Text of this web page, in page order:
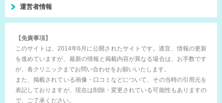
運営者情報
【免責事項】
このサイトは、2014年6月に公開されたサイトです。適宜、情報の更新
を進めていますが、最新の情報と掲載内容が異なる場合は、お手数です
が、各クリニックまでお問い合わせをお願いいたします。
また、掲載されている画像・口コミなどについて、その当時の引用元を
表記しておりますが、現在は削除・変更されている可能性もありますの
で、ご了承ください。